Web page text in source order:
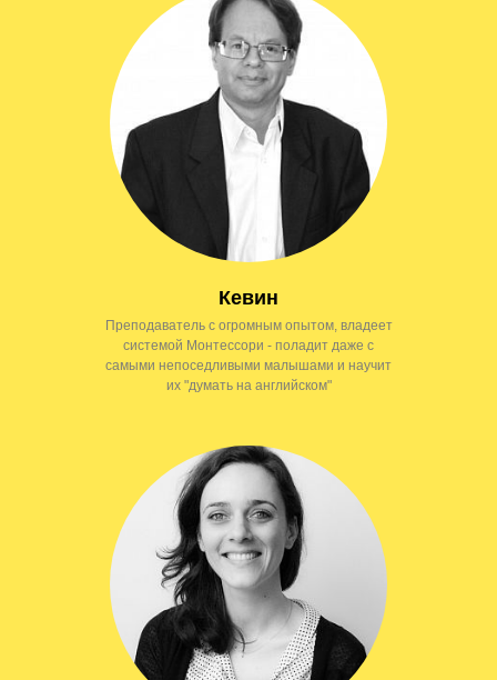
Кевин
Преподаватель с огромным опытом, владеет
системой Монтессори - поладит даже с
самыми непоседливыми малышами и научит
их "думать на английском"